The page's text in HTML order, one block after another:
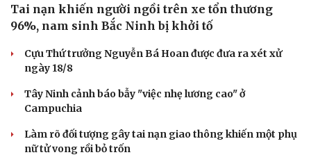
Tai nạn khiến người ngồi trên xe tổn thương
96%, nam sinh Bắc Ninh bị khởi tố
Cựu Thứ trưởng Nguyễn Bá Hoan được đưa ra xét xử
ngày 18/8
Tây Ninh cảnh báo bẫy "việc nhẹ lương cao" ở
Campuchia
Làm rõ đối tượng gây tai nạn giao thông khiến một phụ
nữ tử vong rồi bỏ trốn